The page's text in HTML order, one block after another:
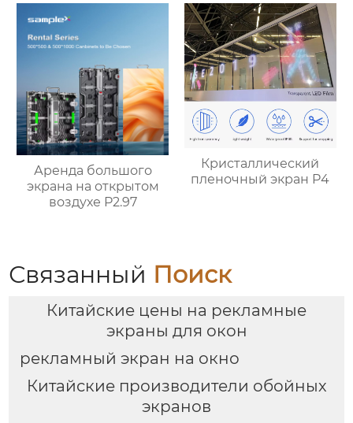
Аренда большого
экрана на открытом
воздухе P2.97
Кристаллический
пленочный экран P4
Связанный Поиск
Китайские цены на рекламные
экраны для окон
рекламный экран на окно
Китайские производители обойных
экранов